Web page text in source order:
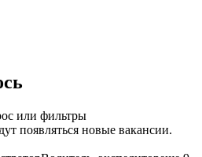
или фильтры
появляться новые вакансии.